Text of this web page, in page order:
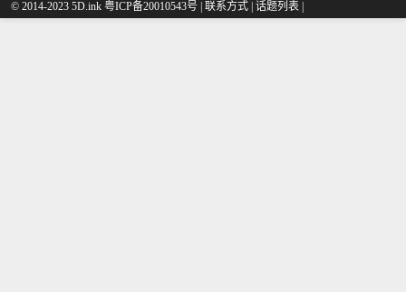
© 2014-2023 5D.ink 粤ICP备20010543号 联系方式 话题列表